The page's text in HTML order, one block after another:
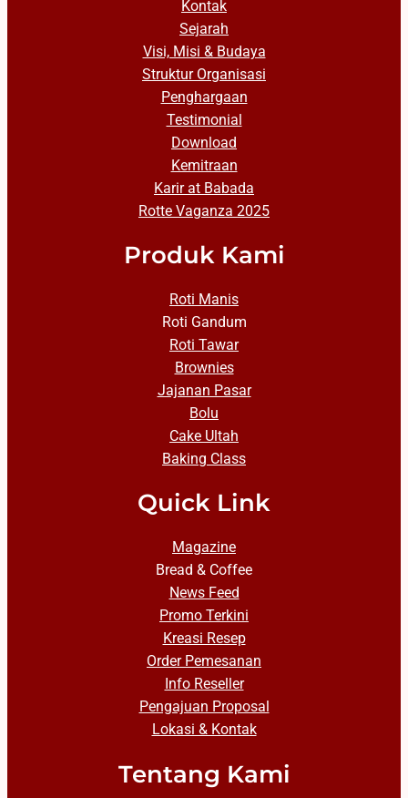
Kontak
Sejarah
Visi, Misi & Budaya
Struktur Organisasi
Penghargaan
Testimonial
Download
Kemitraan
Karir at Babada
Rotte Vaganza 2025
Produk Kami
Roti Manis
Roti Gandum
Roti Tawar
Brownies
Jajanan Pasar
Bolu
Cake Ultah
Baking Class
Quick Link
Magazine
Bread & Coffee
News Feed
Promo Terkini
Kreasi Resep
Order Pemesanan
Info Reseller
Pengajuan Proposal
Lokasi & Kontak
Tentang Kami